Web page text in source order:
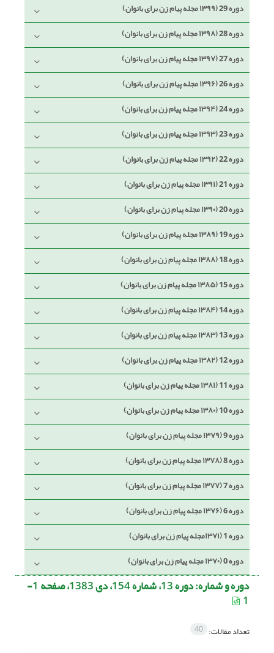
دوره 29 (۱۳۹۹ مجله پیام زن برای بانوان)
دوره 28 (۱۳۹۸ مجله پیام زن برای بانوان)
دوره 27 (۱۳۹۷ مجله پیام زن برای بانوان)
دوره 26 (۱۳۹۶ مجله پیام زن برای بانوان)
دوره 24 (۱۳۹۴ مجله پیام زن برای بانوان)
دوره 23 (۱۳۹۳ مجله پیام زن برای بانوان)
دوره 22 (۱۳۹۲ مجله پیام زن برای بانوان)
دوره 21 (۱۳۹۱ مجله پیام زن برای بانوان)
دوره 20 (۱۳۹۰ مجله پیام زن برای بانوان)
دوره 19 (۱۳۸۹ مجله پیام زن برای بانوان)
دوره 18 (۱۳۸۸ مجله پیام زن برای بانوان)
دوره 15 (۱۳۸۵ مجله پیام زن برای بانوان)
دوره 14 (۱۳۸۴ مجله پیام زن برای بانوان)
دوره 13 (۱۳۸۳ مجله پیام زن برای بانوان)
دوره 12 (۱۳۸۲ مجله پیام زن برای بانوان)
دوره 11 (۱۳۸۱ مجله پیام زن برای بانوان)
دوره 10 (۱۳۸۰ مجله پیام زن برای بانوان)
دوره 9 (۱۳۷۹ مجله پیام زن برای بانوان)
دوره 8 (۱۳۷۸ مجله پیام زن برای بانوان)
دوره 7 (۱۳۷۷ مجله پیام زن برای بانوان)
دوره 6 (۱۳۷۶ مجله پیام زن برای بانوان)
دوره 1 (۱۳۷۱مجله پیام زن برای بانوان)
دوره 0 (۱۳۷۰ مجله پیام زن برای بانوان)
دوره و شماره: دوره 13، شماره 154، دی 1383، صفحه 1-
1
تعداد مقالات: 40